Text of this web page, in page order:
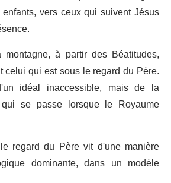
vers ceux qui suivent Jésus
à partir des Béatitudes,
celui qui est sous le regard du Père.
idéal inaccessible, mais de la
se passe lorsque le Royaume
regard du Père vit d'une manière
dominante, dans un modèle